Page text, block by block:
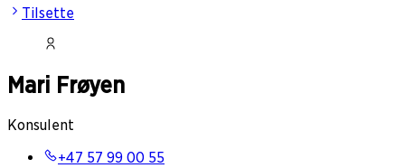
Tilsette
Mari Frøyen
Konsulent
+47 57 99 00 55